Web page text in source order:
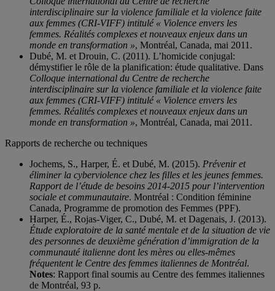
interdisciplinaire sur la violence familiale et la violence faite
aux femmes (CRI-VIFF) intitulé « Violence envers les
femmes. Réalités complexes et nouveaux enjeux dans un
monde en transformation », Montréal, Canada, mai 2011.
Dubé, M. et Drouin, C. (2011). L’homicide conjugal:
démystifier le rôle de la planification: étude qualitative. Dans
Colloque international du Centre de recherche
interdisciplinaire sur la violence familiale et la violence faite
aux femmes (CRI-VIFF) intitulé « Violence envers les
femmes. Réalités complexes et nouveaux enjeux dans un
monde en transformation », Montréal, Canada, mai 2011.
Rapports de recherche ou techniques
Jochems, S., Harper, É. et Dubé, M. (2015). Prévenir et
éliminer la cyberviolence chez les filles et les jeunes femmes.
Rapport de l’étude de besoins 2014-2015 pour l’intervention
sociale et communautaire. Montréal : Condition féminine
Canada, Programme de promotion des Femmes (PPF).
Harper, É., Rojas-Viger, C., Dubé, M. et Dagenais, J. (2013).
Étude exploratoire de la santé mentale et de la situation de vie
des personnes de deuxième génération d’immigration de la
communauté italienne dont les mères ou elles-mêmes
fréquentent le Centre des femmes italiennes de Montréal.
Notes: Rapport final soumis au Centre des femmes italiennes
de Montréal, 93 p.